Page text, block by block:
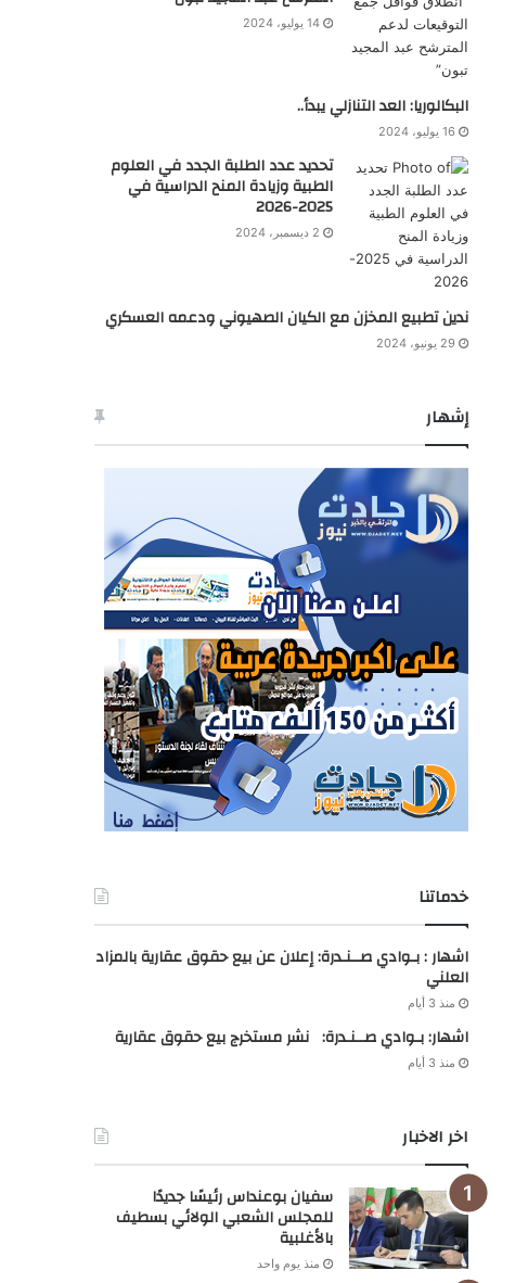
14 يوليو، 2024
البكالوريا: العد التنازلي يبدأ..
16 يوليو، 2024
تحديد عدد الطلبة الجدد في العلوم
الطبية وزيادة المنح الدراسية في
2025-2026
2 ديسمبر، 2024
ندين تطبيع المخزن مع الكيان الصهيوني ودعمه العسكري
29 يونيو، 2024
إشهار
خدماتنا
اشهار : بـوادي صــنـدرة: إعلان عن بيع حقوق عقارية بالمزاد
العلني
منذ 3 أيام
اشهار: بـوادي صــنـدرة: نشر مستخرج بيع حقوق عقارية
منذ 3 أيام
اخر الاخبار
سفيان بوعنداس رئيسًا جديدًا
للمجلس الشعبي الولائي بسطيف
بالأغلبية
منذ يوم واحد